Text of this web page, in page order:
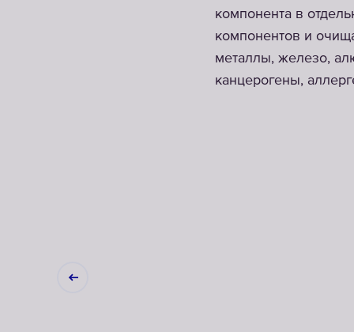
компонента в
компонентов и
металлы, железо,
канцерогены,